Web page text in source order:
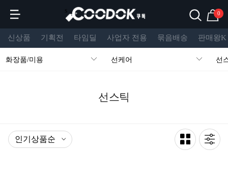
s 0
신상품 기획전 타임딜 사업자 전용 묶음배송 판매왕K
화장품/미용 선케어 선
선스틱